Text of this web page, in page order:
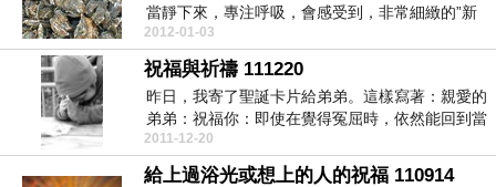
當靜下來，專注呼吸，會感受到，非常細緻的”新
能量”！很難...
2012-01-03
祝福與祈禱 111220
昨日，我寄了聖誕卡片給弟弟。這樣寫著：親愛的
弟弟：祝福你：即使在覺得冤屈時，依然能回到當
下，對於此刻...
2011-12-20
給上過浴光或想上的人的祝福 110914